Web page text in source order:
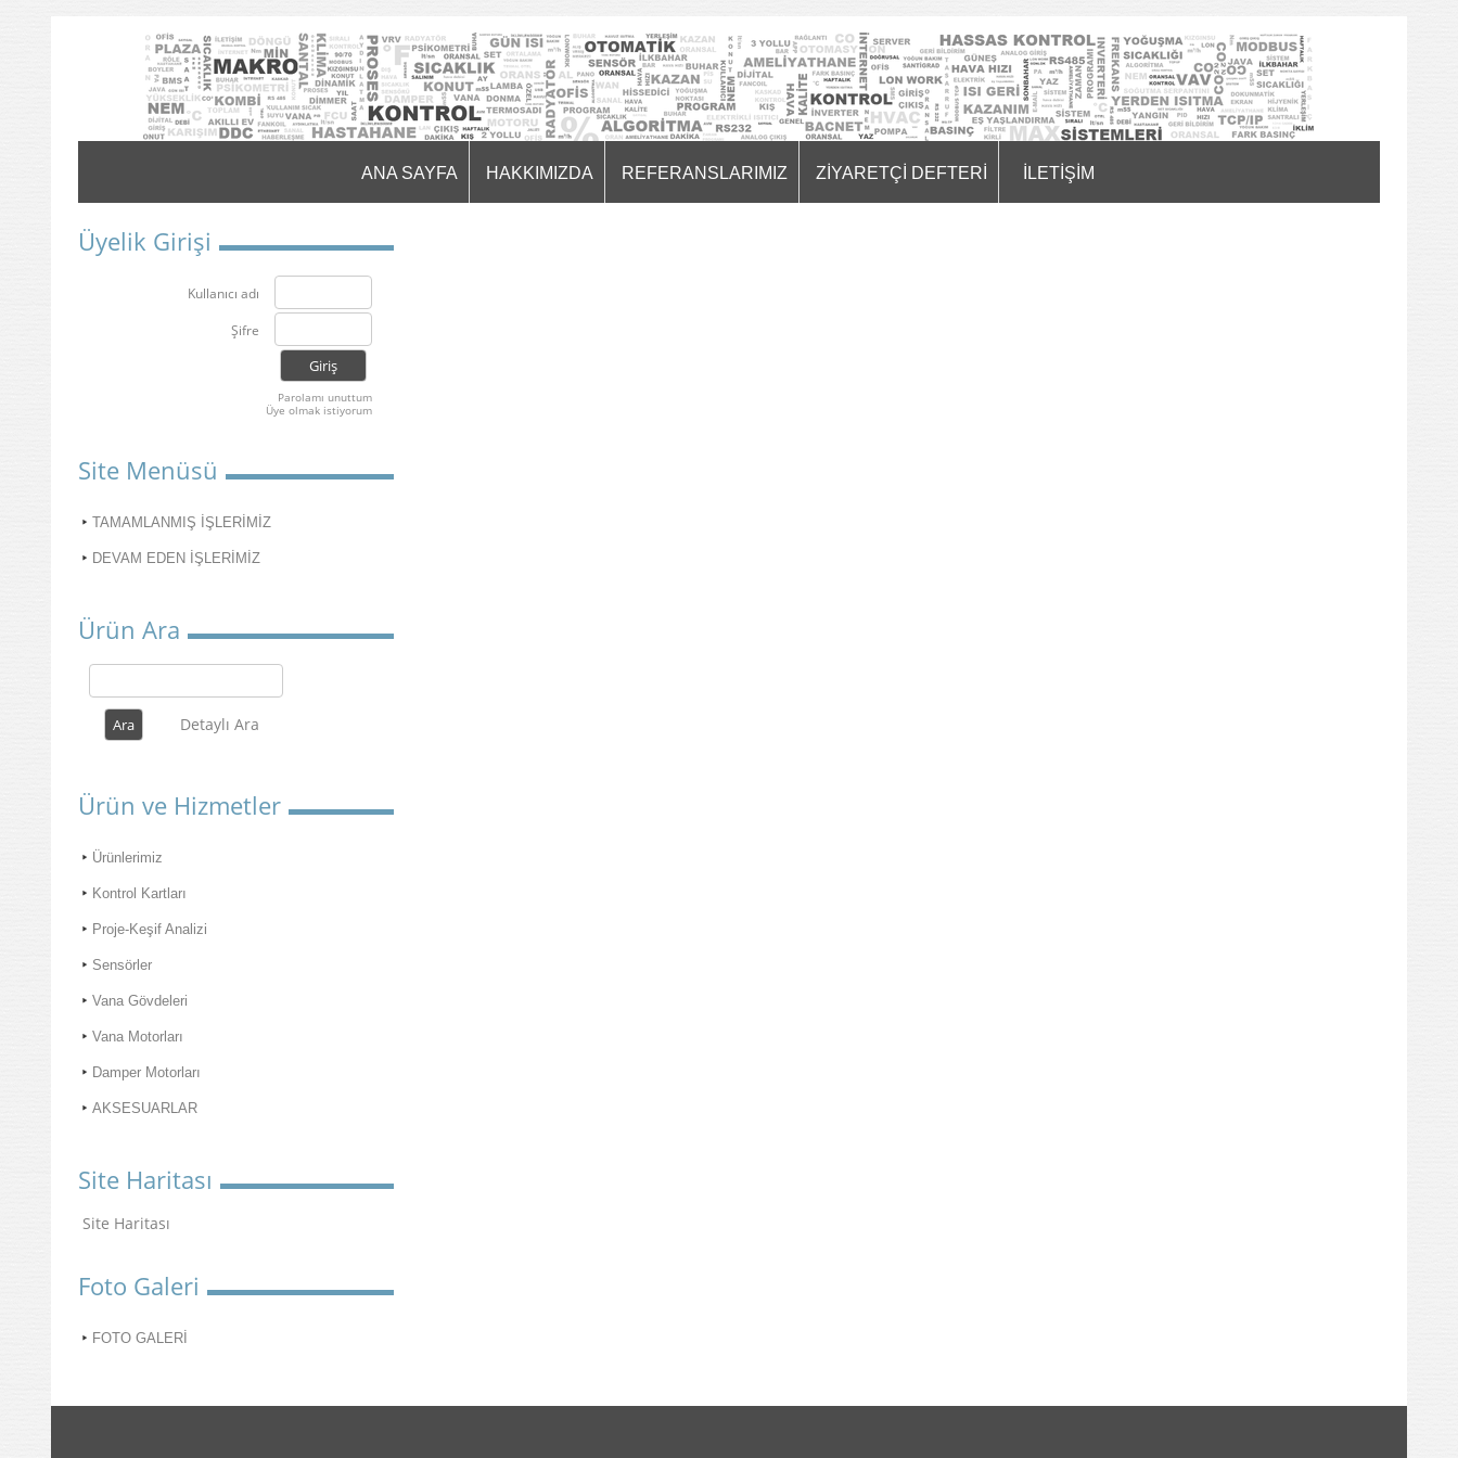
ANA SAYFA HAKKIMIZDA REFERANSLARIMIZ ZİYARETÇİ DEFTERİ İLETİŞİM
Üyelik Girişi
Kullanıcı adı
Şifre
Parolamı unuttum
Üye olmak istiyorum
Site Menüsü
TAMAMLANMIŞ İŞLERİMİZ
DEVAM EDEN İŞLERİMİZ
Ürün Ara
Detaylı Ara
Ürün ve Hizmetler
Ürünlerimiz
Kontrol Kartları
Proje-Keşif Analizi
Sensörler
Vana Gövdeleri
Vana Motorları
Damper Motorları
AKSESUARLAR
Site Haritası
Site Haritası
Foto Galeri
FOTO GALERİ